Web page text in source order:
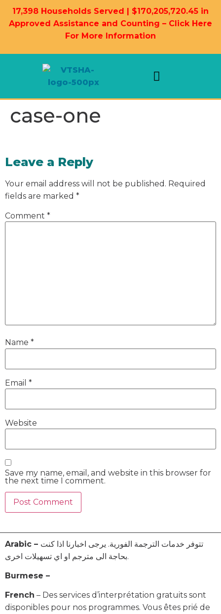
17,398 Households Served | $170,205,720.45 in
Approved Assistance and Counting – Click Here
For More Information
case-one
Leave a Reply
Your email address will not be published. Required
fields are marked *
Comment *
Name *
Email *
Website
Save my name, email, and website in this browser for
the next time I comment.
Arabic – تتوفر خدمات الترجمة الفورية. يرجى اخبارنا اذا كنت
بحاجة الى مترجم او اي تسهيلات اخرى.
Burmese –
French – Des services d’interprétation gratuits sont
disponibles pour nos programmes. Vous êtes prié de